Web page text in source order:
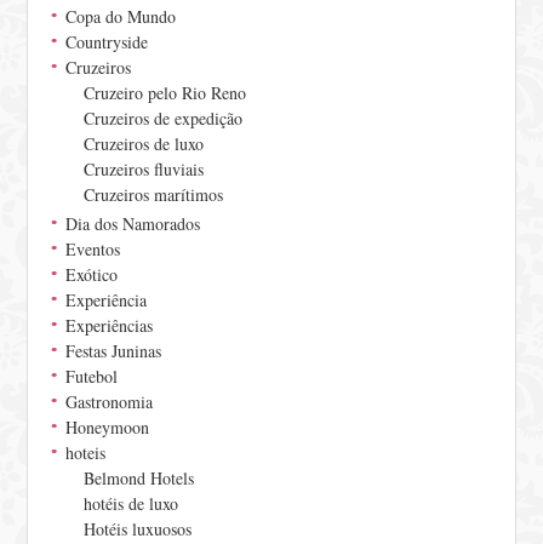
Copa do Mundo
Countryside
Cruzeiros
Cruzeiro pelo Rio Reno
Cruzeiros de expedição
Cruzeiros de luxo
Cruzeiros fluviais
Cruzeiros marítimos
Dia dos Namorados
Eventos
Exótico
Experiência
Experiências
Festas Juninas
Futebol
Gastronomia
Honeymoon
hoteis
Belmond Hotels
hotéis de luxo
Hotéis luxuosos